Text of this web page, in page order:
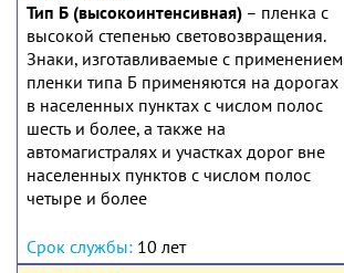
Тип Б (высокоинтенсивная) – пленка с
высокой степенью световозвращения.
Знаки, изготавливаемые с применением
пленки типа Б применяются на дорогах
в населенных пунктах с числом полос
шесть и более, а также на
автомагистралях и участках дорог вне
населенных пунктов с числом полос
четыре и более
10 лет